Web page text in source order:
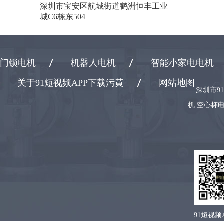
深圳市宝安区航城街道鹤洲恒丰工业
城C6栋东504
门锁电机 机器人电机
智能小家电电机
关于91短视频APP下载污黄
网站地图
深圳市
机 空心杯
91短视频